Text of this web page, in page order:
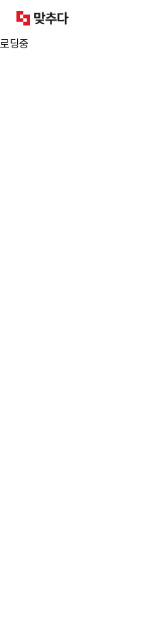
로딩중